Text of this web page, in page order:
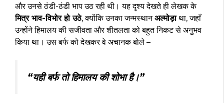
और उनसे ठंडी-ठंडी भाप उठ रही थी। यह दृश्य देखते ही लेखक के
मित्र भाव-विभोर हो उठे, क्योंकि उनका जन्मस्थानअल्मोड़ाथा, जहाँ
उन्होंने हिमालय की सजीवता और शीतलता को बहुत निकट से अनुभव
किया था। उस बर्फ को देखकर वे अचानक बोले –
“यही बर्फ तो हिमालय की शोभा है।”